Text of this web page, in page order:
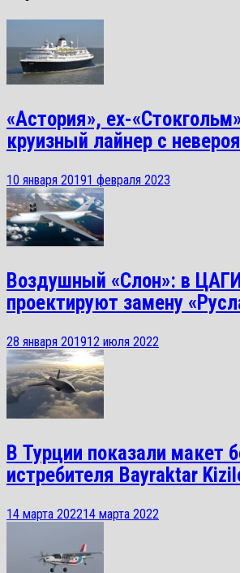
«Астория», ex-
круизный лайнер с
10 января 20191 февраля 2023
Воздушный «Слон»: в ЦАГИ
проектируют замену
28 января 201912 июля 2022
В Турции показали макет
истребителя Bayraktar
14 марта 202214 марта 2022